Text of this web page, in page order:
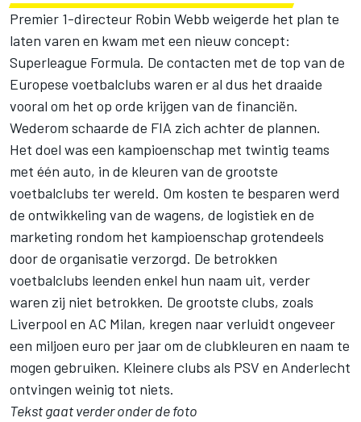
Premier 1-directeur Robin Webb weigerde het plan te
laten varen en kwam met een nieuw concept:
Superleague Formula. De contacten met de top van de
Europese voetbalclubs waren er al dus het draaide
vooral om het op orde krijgen van de financiën.
Wederom schaarde de FIA zich achter de plannen.
Het doel was een kampioenschap met twintig teams
met één auto, in de kleuren van de grootste
voetbalclubs ter wereld. Om kosten te besparen werd
de ontwikkeling van de wagens, de logistiek en de
marketing rondom het kampioenschap grotendeels
door de organisatie verzorgd. De betrokken
voetbalclubs leenden enkel hun naam uit, verder
waren zij niet betrokken. De grootste clubs, zoals
Liverpool en AC Milan, kregen naar verluidt ongeveer
een miljoen euro per jaar om de clubkleuren en naam te
mogen gebruiken. Kleinere clubs als PSV en Anderlecht
ontvingen weinig tot niets.
Tekst gaat verder onder de foto